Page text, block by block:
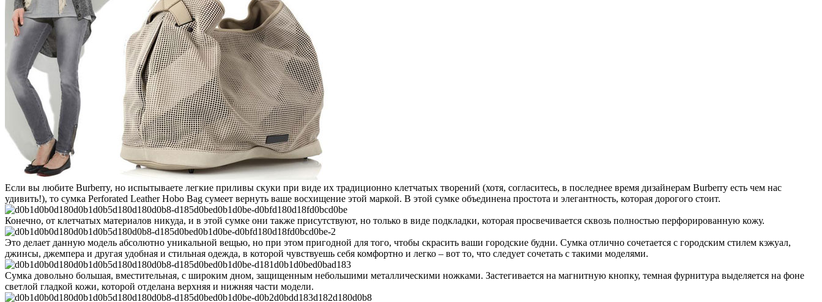
Если вы любите Burberry, но испытываете легкие приливы скуки при виде их традиционно клетчатых творений (хотя, согласитесь, в последнее время дизайнерам Burberry есть чем нас
удивить!), то сумка Perforated Leather Hobo Bag сумеет вернуть ваше восхищение этой маркой. В этой сумке объединена простота и элегантность, которая дорогого стоит.
Конечно, от клетчатых материалов никуда, и в этой сумке они также присутствуют, но только в виде подкладки, которая просвечивается сквозь полностью перфорированную кожу.
Это делает данную модель абсолютно уникальной вещью, но при этом пригодной для того, чтобы скрасить ваши городские будни. Сумка отлично сочетается с городским стилем кэжуал,
джинсы, джемпера и другая удобная и стильная одежда, в которой чувствуешь себя комфортно и легко – вот то, что следует сочетать с такими моделями.
Сумка довольно большая, вместительная, с широким дном, защищенным небольшими металлическими ножками. Застегивается на магнитную кнопку, темная фурнитура выделяется на фоне
светлой гладкой кожи, которой отделана верхняя и нижняя части модели.